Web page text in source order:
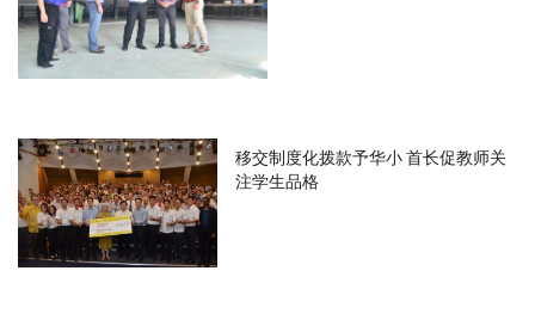
移交制度化拨款予华小 首长促教师关
注学生品格